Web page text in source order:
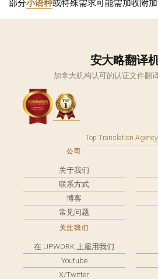
部分小语种或特殊需求可能需加收附加
安大略翻译
加拿大机构认可的认证文件翻译
Top Translation
公司
关于我们
联系方式
博客
常见问题
关注我们
在 UPWORK 上雇用我们
Youtube
X/Twitter